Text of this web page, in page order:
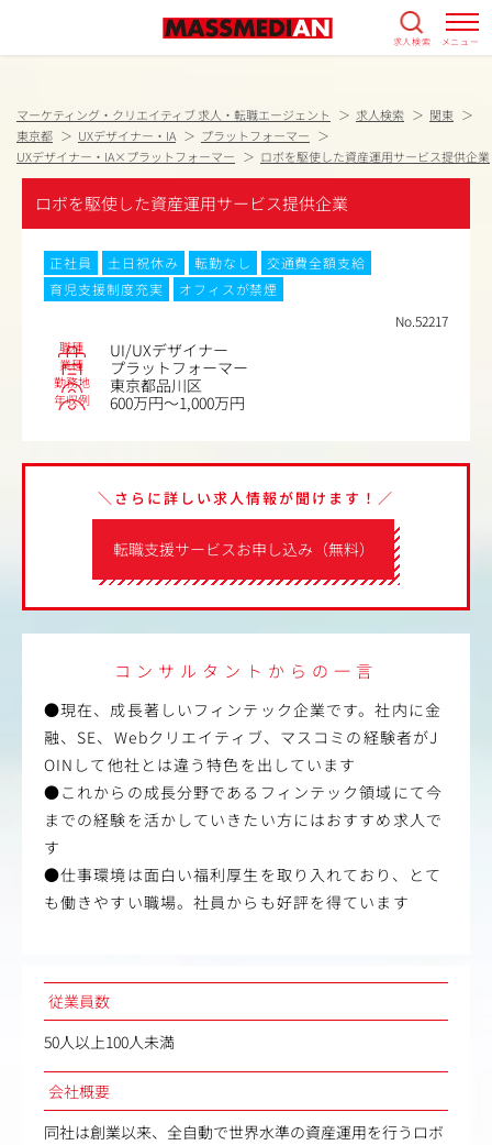
求人検索 メニュー
マーケティング・クリエイティブ 求人・転職エージェント 求人検索
関東
東京都
UXデザイナー・IA
プラットフォーマー
UXデザイナー・IA×プラットフォーマー
ロボを駆使した資産運用サービス提供企業
ロボを駆使した資産運用サービス提供企業
正社員 土日祝休み 転勤なし
交通費全額支給
育児支援制度充実
オフィスが禁煙
No.52217
職種 UI/UXデザイナー
業種 プラットフォーマー
勤務地 東京都品川区
年収例 600万円～1,000万円
転職支援サービスお申し込み（無料）
＼さらに詳しい求人情報が聞けます！／
コンサルタントからの一言
●現在、成長著しいフィンテック企業です。社内に金
融、SE、Webクリエイティブ、マスコミの経験者がJ
OINして他社とは違う特色を出しています
●これからの成長分野であるフィンテック領域にて今
までの経験を活かしていきたい方にはおすすめ求人で
す
●仕事環境は面白い福利厚生を取り入れており、とて
も働きやすい職場。社員からも好評を得ています
従業員数
50人以上100人未満
会社概要
同社は創業以来、全自動で世界水準の資産運用を行うロボ